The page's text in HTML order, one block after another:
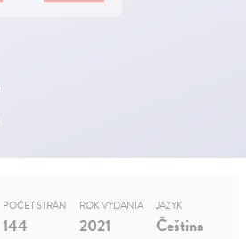
POČET STRÁN
144
ROK VYDANIA
2021
JAZYK
Čeština